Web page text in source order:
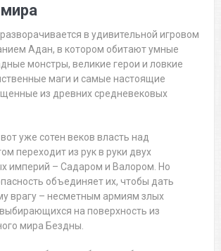
в удивительной игровом
Адан, в котором обитают умные
монстры, великие герои и ловкие
маги и самые настоящие
из древних средневековых
уже сотен веков власть над
переходит из рук в руки двух
империй – Садаром и Валором. Но
объединяет их, чтобы дать
врагу – несметным армиям злых
на поверхность из
мира Бездны.